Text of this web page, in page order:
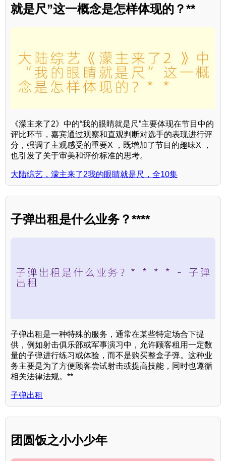
就是尺”这一概念是怎样体现的？**
《濛主来了2》中的“我的眼睛就是尺”主要体现在节目中的
评比环节，嘉宾通过观察和直观判断对选手的表现进行评
分，强调了主观感受的重要X ，既增加了节目的趣味X ，
也引发了关于审美和评价标准的思考。
大陆综艺，濛主来了2我的眼睛就是尺，全10集
子弹出租是什么业务？****
子弹出租是一种特殊的服务，通常在某些特定场合下提
供，例如射击俱乐部或军事演习中，允许顾客租用一定数
量的子弹进行练习或体验，而不是购买整盒子弹。这种业
务主要是为了方便顾客尝试射击或提高技能，同时也遵循
相关法律法规。**
子弹出租
团圆饭之小小少年